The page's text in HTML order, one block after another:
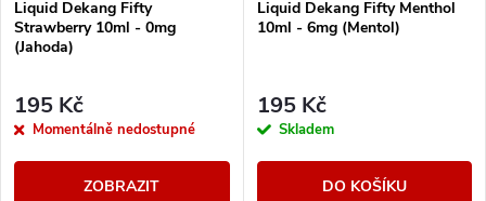
Liquid Dekang Fifty
Strawberry 10ml - 0mg
(Jahoda)
195 Kč
Momentálně nedostupné
ZOBRAZIT
Liquid Dekang Fifty Menthol
10ml - 6mg (Mentol)
195 Kč
Skladem
DO KOŠÍKU